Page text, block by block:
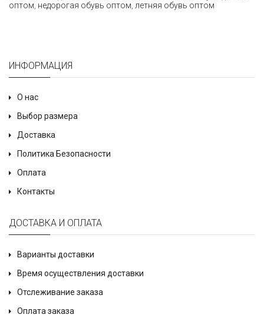
оптом недорогая обувь оптом летняя обувь оптом
ИНФОРМАЦИЯ
О нас
Выбор размера
Доставка
Политика Безопасности
Оплата
Контакты
ДОСТАВКА И ОПЛАТА
Варианты доставки
Время осуществления доставки
Отслеживание заказа
Оплата заказа